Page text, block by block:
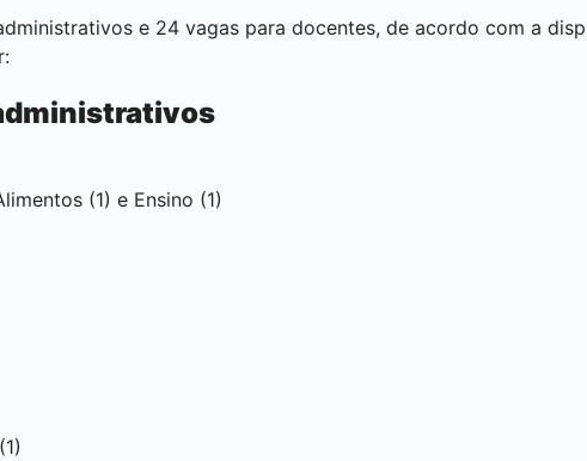
e 24 vagas para docentes, de acordo com a
(1) e Ensino (1)